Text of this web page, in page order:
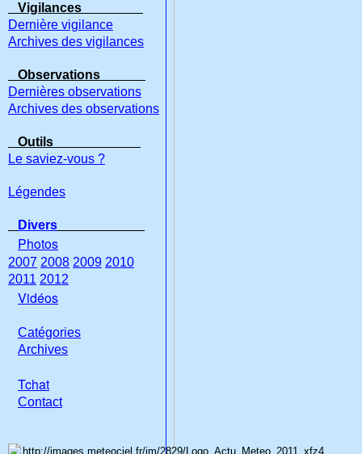
Vigilances
Dernière vigilance
Archives des vigilances
Observations
Dernières observations
Archives des observations
Outils
Le saviez-vous ?
Légendes
Divers
Photos
2007 2008 2009 2010
2011 2012
Vidéos
Catégories
Archives
Tchat
Contact